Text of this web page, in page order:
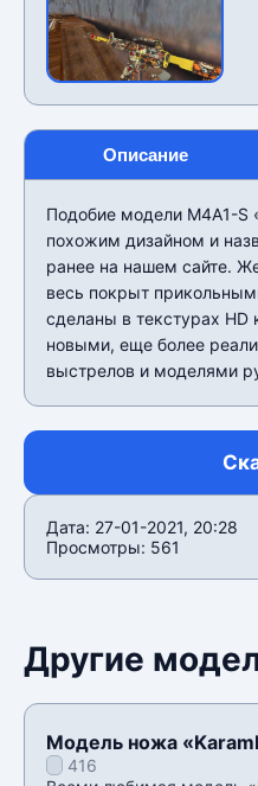
Описание
Подобие модели M4A1-S
похожим дизайном и
ранее на нашем сайте.
весь покрыт
сделаны в текстурах HD
новыми, еще более
выстрелов и моделями
Дата: 27-01-2021, 20:28
Просмотры: 561
Другие
Модель ножа
сотрясение» для CSS
416